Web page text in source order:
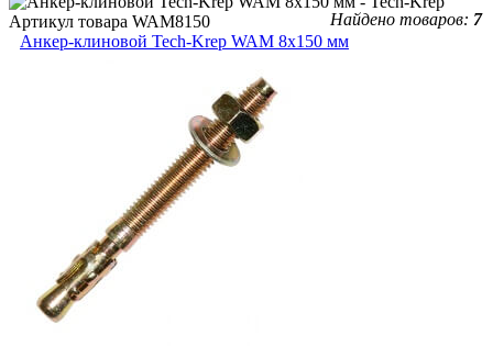
Найдено товаров: 7
Артикул товара WAM8150
Анкер-клиновой Tech-Krep WAM 8х150 мм